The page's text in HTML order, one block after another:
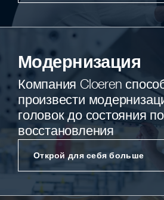
Модернизация
Компания Cloeren
произвести
головок до состояния
восстановления
Открой для себя больше